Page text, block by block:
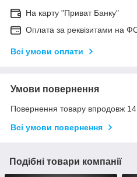
На карту "Приват Банку"
Оплата за реквізитами на
Всі умови оплати
Умови повернення
Повернення товару впродовж 14
Всі умови повернення
Подібні товари компанії